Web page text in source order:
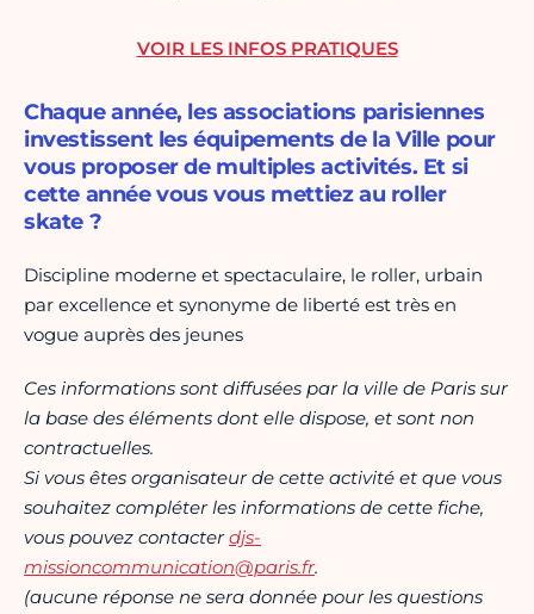
Chaque année, les associations parisiennes
investissent les équipements de la Ville pour
vous proposer de multiples activités. Et si
cette année vous vous mettiez au roller
skate ?
Discipline moderne et spectaculaire, le roller, urbain
par excellence et synonyme de liberté est très en
vogue auprès des jeunes
Ces informations sont diffusées par la ville de Paris sur
la base des éléments dont elle dispose, et sont non
contractuelles.
Si vous êtes organisateur de cette activité et que vous
souhaitez compléter les informations de cette fiche,
vous pouvez contacterdjs-
missioncommunication@paris.fr.
(aucune réponse ne sera donnée pour les questions
VOIR LES INFOS PRATIQUES